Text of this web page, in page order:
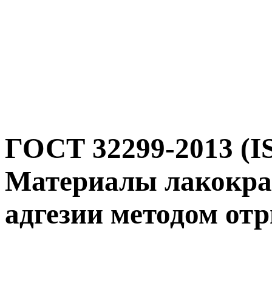
ГОСТ 32299-2013
Материалы
адгезии методом